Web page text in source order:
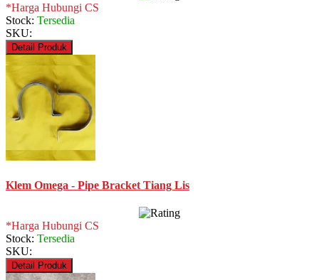
*Harga Hubungi CS
Stock: Tersedia
SKU:
Detail Produk
Klem Omega - Pipe Bracket Tiang Lis
*Harga Hubungi CS
Stock: Tersedia
SKU:
Detail Produk